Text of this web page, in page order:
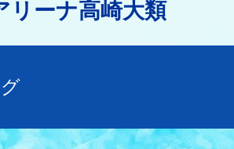
リーナ高崎大類